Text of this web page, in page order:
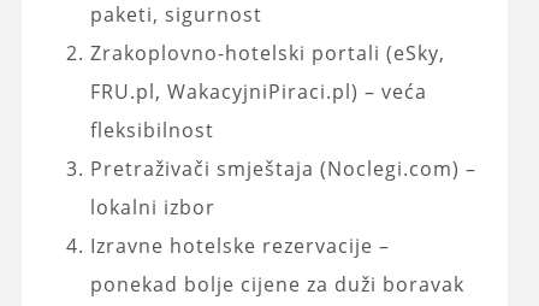
paketi, sigurnost
Zrakoplovno-hotelski portali (eSky,
FRU.pl, WakacyjniPiraci.pl) – veća
fleksibilnost
Pretraživači smještaja (Noclegi.com) –
lokalni izbor
Izravne hotelske rezervacije –
ponekad bolje cijene za duži boravak